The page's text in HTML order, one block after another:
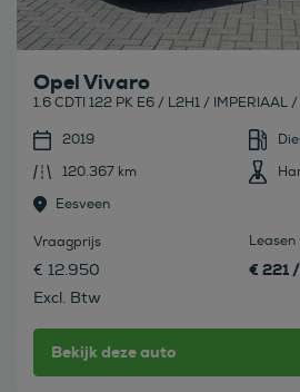
Opel Vivaro
1.6 CDTI 122 PK E6 / L2H1 / IMPERIAAL /
2019
120.367 km
Eesveen
Vraagprijs
€ 12.950
Excl. Btw
€ 221
Bekijk deze auto